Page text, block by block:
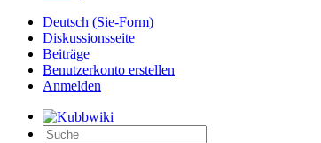
Deutsch (Sie-Form)‎
Diskussionsseite
Beiträge
Benutzerkonto erstellen
Anmelden